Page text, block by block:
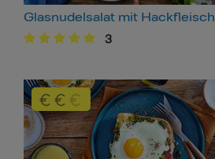
Glasnudelsalat mit Hackfleisch
3